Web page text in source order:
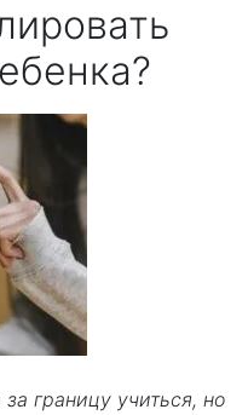
границу учиться, но